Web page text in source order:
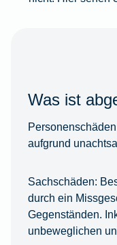
Was ist
aufgrund
Sachschäden:
durch ein
Gegenständen.
unbeweglichen